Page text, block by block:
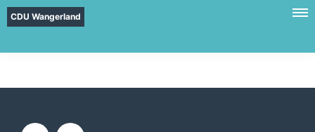
CDU Wangerland